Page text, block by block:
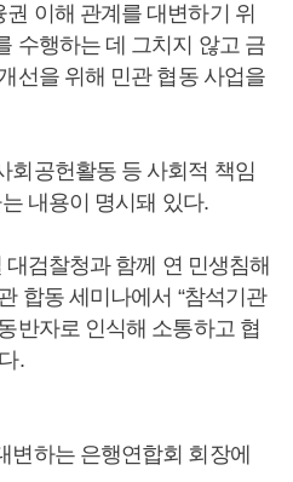
이해 관계를 대변하기 위
수행하는 데 그치지 않고 금
선을 위해 민관 협동 사업을
회공헌활동 등 사회적 책임
내용이 명시돼 있다.
대검찰청과 함께 연 민생침해
합동 세미나에서 “참석기관
반자로 인식해 소통하고 협
.
변하는 은행연합회 회장에